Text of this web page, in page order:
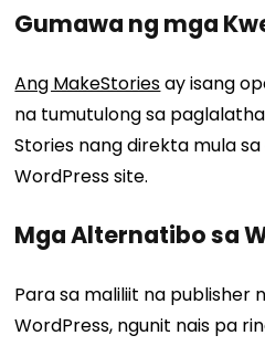
Gumawa ng mga
Ang MakeStoriesay isang
na tumutulong sa
Stories nang direkta mula
WordPress site.
Mga Alternatibo sa
Para sa maliliit na publisher
WordPress, ngunit nais pa